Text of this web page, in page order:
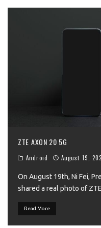
ZTE AXON 20 5G
Android August 19,
On August 19th, Ni Fei,
shared a real photo of
Read More